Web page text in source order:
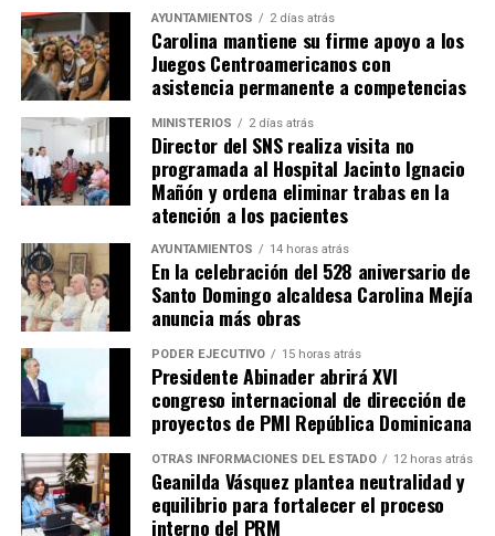
AYUNTAMIENTOS 2 días atrás
Carolina mantiene su firme apoyo a los
Juegos Centroamericanos con
asistencia permanente a competencias
MINISTERIOS 2 días atrás
Director del SNS realiza visita no
programada al Hospital Jacinto Ignacio
Mañón y ordena eliminar trabas en la
atención a los pacientes
AYUNTAMIENTOS 14 horas atrás
En la celebración del 528 aniversario de
Santo Domingo alcaldesa Carolina Mejía
anuncia más obras
PODER EJECUTIVO 15 horas atrás
Presidente Abinader abrirá XVI
congreso internacional de dirección de
proyectos de PMI República Dominicana
OTRAS INFORMACIONES DEL ESTADO 12 horas atrás
Geanilda Vásquez plantea neutralidad y
equilibrio para fortalecer el proceso
interno del PRM